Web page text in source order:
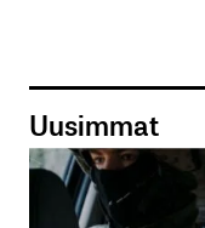
Uusimmat